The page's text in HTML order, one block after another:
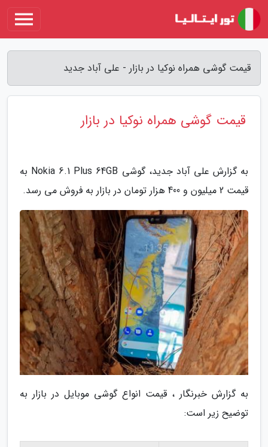
قیمت گوشی همراه نوکیا در بازار - علی آباد جدید
قیمت گوشی همراه نوکیا در بازار
به گزارش علی آباد جدید، گوشی Nokia 6.1 Plus 64GB به
قیمت 2 میلیون و 400 هزار تومان در بازار به فروش می رسد.
به گزارش خبرنگار ، قیمت انواع گوشی موبایل در بازار به
توضیح زیر است: